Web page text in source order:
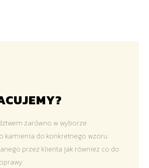
zarówno w wyborze
kamienia do konkretnego wzoru
przez klienta jak również co do